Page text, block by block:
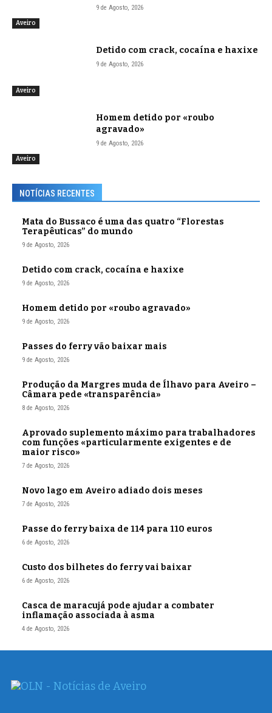
Aveiro
9 de Agosto, 2026
Aveiro
Detido com crack, cocaína e haxixe
9 de Agosto, 2026
Aveiro
Homem detido por «roubo
agravado»
9 de Agosto, 2026
NOTÍCIAS RECENTES
Mata do Bussaco é uma das quatro “Florestas
Terapêuticas” do mundo
9 de Agosto, 2026
Detido com crack, cocaína e haxixe
9 de Agosto, 2026
Homem detido por «roubo agravado»
9 de Agosto, 2026
Passes do ferry vão baixar mais
9 de Agosto, 2026
Produção da Margres muda de Ílhavo para Aveiro –
Câmara pede «transparência»
8 de Agosto, 2026
Aprovado suplemento máximo para trabalhadores
com funções «particularmente exigentes e de
maior risco»
7 de Agosto, 2026
Novo lago em Aveiro adiado dois meses
7 de Agosto, 2026
Passe do ferry baixa de 114 para 110 euros
6 de Agosto, 2026
Custo dos bilhetes do ferry vai baixar
6 de Agosto, 2026
Casca de maracujá pode ajudar a combater
inflamação associada à asma
4 de Agosto, 2026